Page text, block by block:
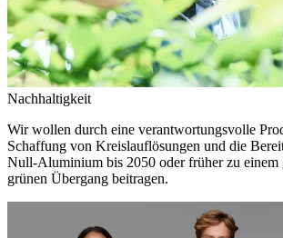
Nachhaltigkeit
Wir wollen durch eine verantwortungsvolle
Schaffung von Kreislauflösungen und die
Null-Aluminium bis 2050 oder früher zu einem
grünen Übergang beitragen.